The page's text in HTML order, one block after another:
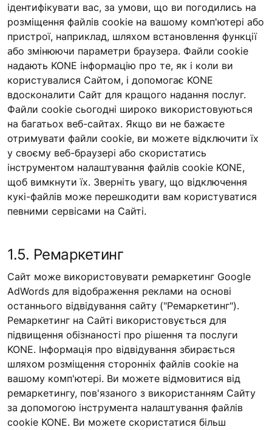
ідентифікувати вас, за умови, що ви погодились на
розміщення файлів cookie на вашому комп'ютері або
пристрої, наприклад, шляхом встановлення функції
або змінюючи параметри браузера. Файли cookie
надають KONE інформацію про те, як і коли ви
користувалися Сайтом, і допомогає KONE
вдосконалити Сайт для кращого надання послуг.
Файли cookie сьогодні широко використовуються
на багатьох веб-сайтах. Якщо ви не бажаєте
отримувати файли cookie, ви можете відключити їх
у своєму веб-браузері або скористатись
інструментом налаштування файлів cookie KONE,
щоб вимкнути їх. Зверніть увагу, що відключення
кукі-файлів може перешкодити вам користуватися
певними сервісами на Сайті.
1.5. Ремаркетинг
Сайт може використовувати ремаркетинг Google
AdWords для відображення реклами на основі
останнього відвідування сайту ("Ремаркетинг").
Ремаркетинг на Сайті використовується для
підвищення обізнаності про рішення та послуги
KONE. Інформація про відвідування збирається
шляхом розміщення сторонніх файлів cookie на
вашому комп'ютері. Ви можете відмовитися від
ремаркетингу, пов'язаного з використанням Сайту
за допомогою інструмента налаштування файлів
cookie KONE. Ви можете скористатися більш